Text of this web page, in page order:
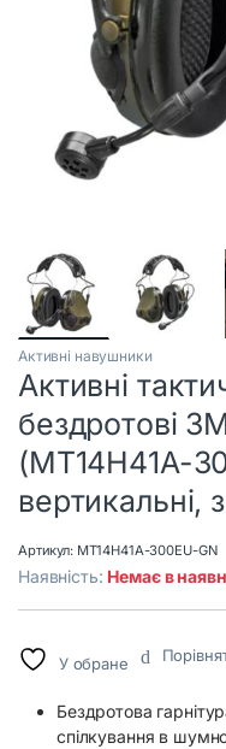
Активні навушники
Активні
бездротові
(MT14H41A-
вертикальні,
Артикул: MT14H41A-300EU-GN
Наявність: Немає в
У обране
Бездротова
спілкування в